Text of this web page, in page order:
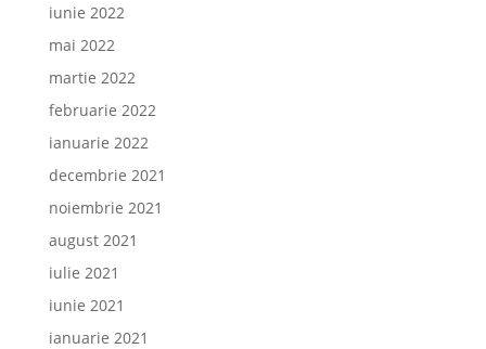
iunie 2022
mai 2022
martie 2022
februarie 2022
ianuarie 2022
decembrie 2021
noiembrie 2021
august 2021
iulie 2021
iunie 2021
ianuarie 2021